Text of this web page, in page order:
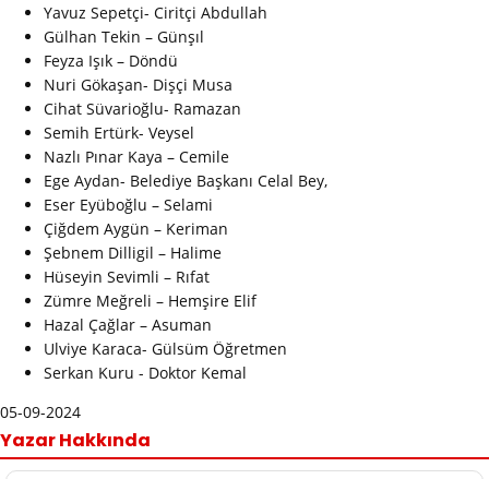
Yavuz Sepetçi- Ciritçi Abdullah
Gülhan Tekin – Günşıl
Feyza Işık – Döndü
Nuri Gökaşan- Dişçi Musa
Cihat Süvarioğlu- Ramazan
Semih Ertürk- Veysel
Nazlı Pınar Kaya – Cemile
Ege Aydan- Belediye Başkanı Celal Bey,
Eser Eyüboğlu – Selami
Çiğdem Aygün – Keriman
Şebnem Dilligil – Halime
Hüseyin Sevimli – Rıfat
Zümre Meğreli – Hemşire Elif
Hazal Çağlar – Asuman
Ulviye Karaca- Gülsüm Öğretmen
Serkan Kuru - Doktor Kemal
05-09-2024
Yazar Hakkında